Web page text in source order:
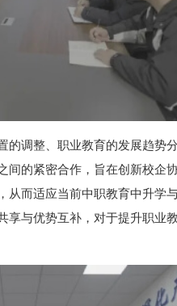
调整、职业教育的发展趋势
的紧密合作，旨在创新校企
而适应当前中职教育中升学
与优势互补，对于提升职业